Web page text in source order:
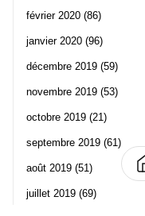
février 2020 (86)
janvier 2020 (96)
décembre 2019 (59)
novembre 2019 (53)
octobre 2019 (21)
septembre 2019 (61)
août 2019 (51)
juillet 2019 (69)